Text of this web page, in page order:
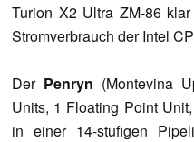
Turion X2 Ultra ZM-86
Stromverbrauch der Intel
Der Penryn (Montevina
Units, 1 Floating Point
in einer 14-stufigen